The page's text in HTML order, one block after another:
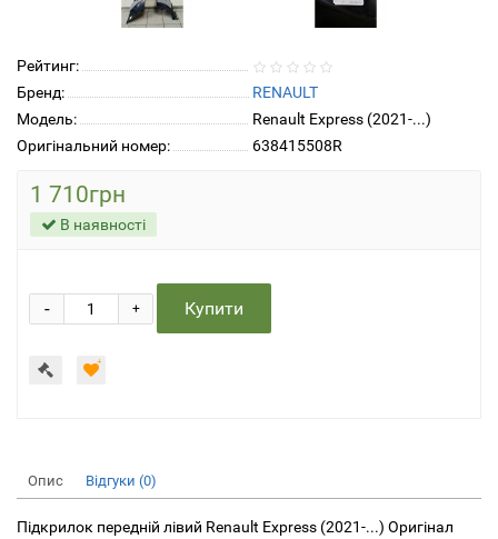
Рейтинг:
Бренд:
RENAULT
Модель:
Renault Express (2021-...)
Оригінальний номер:
638415508R
1 710грн
В наявності
+
- Купити
Опис Відгуки (0)
Підкрилок передній лівий Renault Express (2021-...) Оригінал